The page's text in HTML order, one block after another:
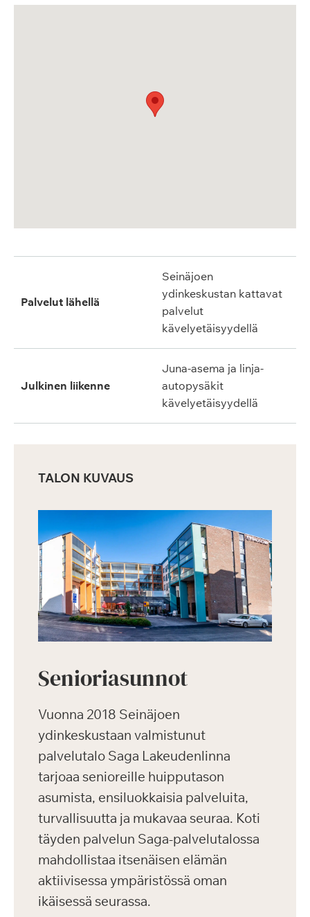
Palvelut lähellä
Seinäjoen
ydinkeskustan kattavat
palvelut
kävelyetäisyydellä
Julkinen liikenne
Juna-asema ja linja-
autopysäkit
kävelyetäisyydellä
TALON KUVAUS
Senioriasunnot
Vuonna 2018 Seinäjoen
ydinkeskustaan valmistunut
palvelutalo Saga Lakeudenlinna
tarjoaa senioreille huipputason
asumista, ensiluokkaisia palveluita,
turvallisuutta ja mukavaa seuraa. Koti
täyden palvelun Saga-palvelutalossa
mahdollistaa itsenäisen elämän
aktiivisessa ympäristössä oman
ikäisessä seurassa.